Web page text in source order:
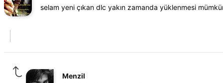
selam yeni çıkan dlc yakın zamanda yüklenmesi
Menzil